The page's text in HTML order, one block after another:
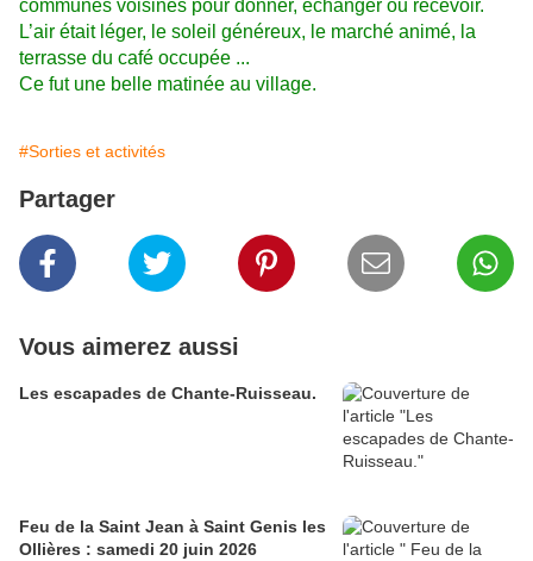
communes voisines pour donner, échanger ou recevoir.
L’air était léger, le soleil généreux, le marché animé, la
terrasse du café occupée ...
Ce fut une belle matinée au village.
#Sorties et activités
Partager
Vous aimerez aussi
Les escapades de Chante-Ruisseau.
Feu de la Saint Jean à Saint Genis les
Ollières : samedi 20 juin 2026